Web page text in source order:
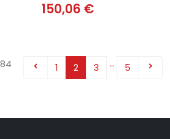
150,06 €
 1 2 3 … 5 